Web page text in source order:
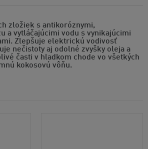
zložiek s antikoróznymi,
a vytláčajúcimi vodu s vynikajúcimi
Zlepšuje elektrickú vodivosť
nečistoty aj odolné zvyšky oleja a
časti v hladkom chode vo všetkých
kokosovú vôňu.